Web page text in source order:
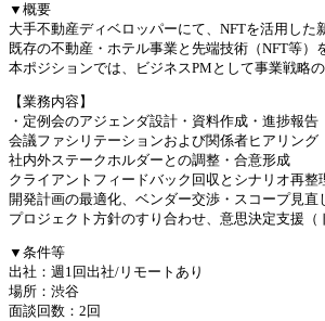
▼概要
大手不動産ディベロッパーにて、NFTを活用した
既存の不動産・ホテル事業と先端技術（NFT等）
本ポジションでは、ビジネスPMとして事業戦略
【業務内容】
・定例会のアジェンダ設計・資料作成・進捗報告
会議ファシリテーションおよび関係者ヒアリング
社内外ステークホルダーとの調整・合意形成
クライアントフィードバック回収とシナリオ再整
開発計画の最適化、ベンダー交渉・スコープ見直
プロジェクト方針のすり合わせ、意思決定支援（
▼条件等
出社：週1回出社/リモートあり
場所：渋谷
面談回数：2回